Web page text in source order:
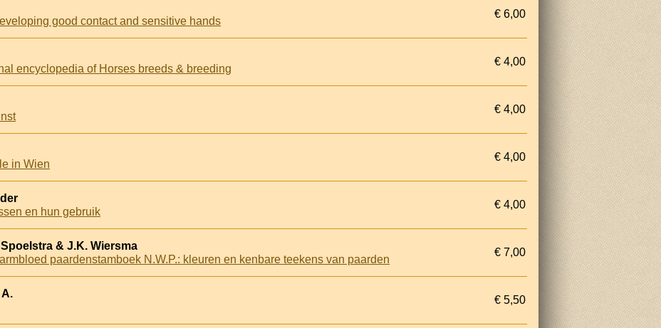
good contact and sensitive hands
€ 6,00
encyclopedia of Horses breeds & breeding
€ 4,00
€ 4,00
in Wien
€ 4,00
en hun gebruik
€ 4,00
& J.K. Wiersma
paardenstamboek N.W.P.: kleuren en kenbare teekens van paarden
€ 7,00
€ 5,50